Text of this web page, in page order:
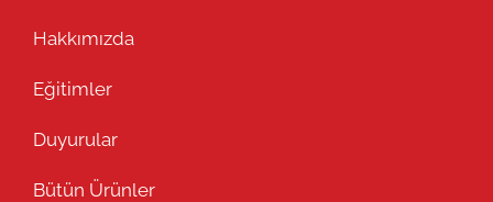
Hakkımızda
Eğitimler
Duyurular
Bütün Ürünler